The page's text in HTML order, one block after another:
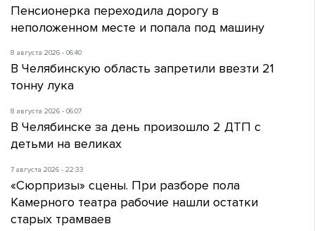
Пенсионерка переходила дорогу в
неположенном месте и попала под машину
8 августа 2026 - 06:40
В Челябинскую область запретили ввезти 21
тонну лука
8 августа 2026 - 06:07
В Челябинске за день произошло 2 ДТП с
детьми на великах
7 августа 2026 - 22:33
«Сюрпризы» сцены. При разборе пола
Камерного театра рабочие нашли остатки
старых трамваев